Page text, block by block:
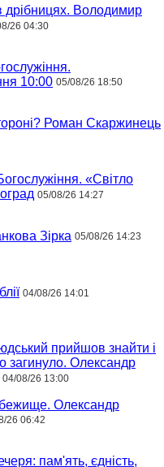
дрібницях. Володимир
26 04:30
10:00 05/08/26 18:50
Роман Скаржинець
«Світло
05/08/26 14:27
Зірка 05/08/26 14:23
04/08/26 14:01
прийшов знайти і
загинуло. Олександр
04/08/26 13:00
Олександр
26 06:42
пам'ять, єдність,